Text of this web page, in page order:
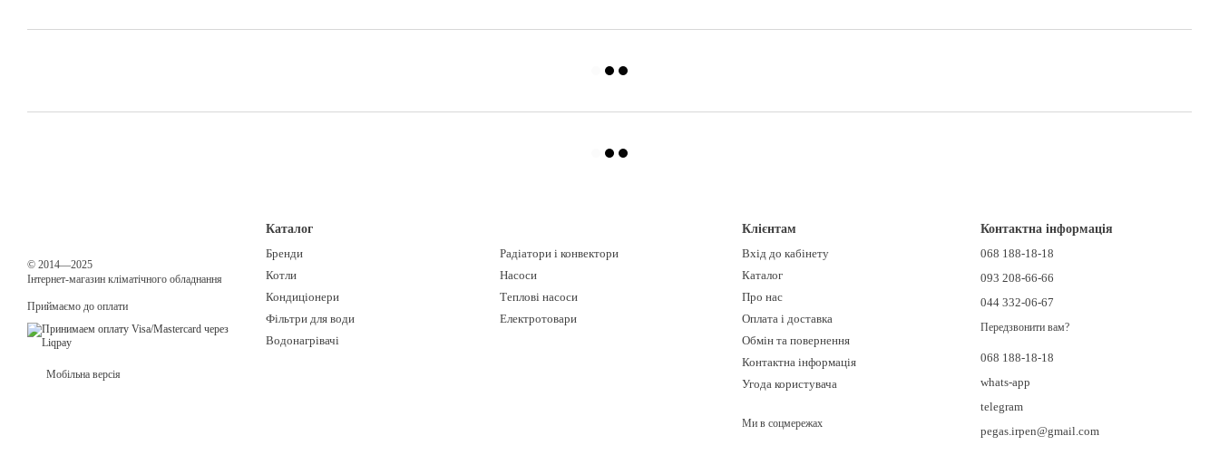
© 2014—2025
Інтернет-магазин кліматічного обладнання
Приймаємо до оплати
Мобільна версія
Каталог
Бренди
Котли
Кондиціонери
Фільтри для води
Водонагрівачі
Радіатори і конвектори
Насоси
Теплові насоси
Електротовари
Клієнтам
Вхід до кабінету
Каталог
Про нас
Оплата і доставка
Обмін та повернення
Контактна інформація
Угода користувача
Ми в соцмережах
Контактна інформація
068 188-18-18
093 208-66-66
044 332-06-67
Передзвонити вам?
068 188-18-18
whats-app
telegram
pegas.irpen@gmail.com